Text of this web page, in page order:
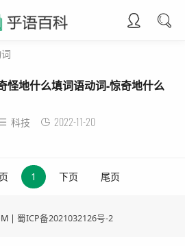
怪地什么填词语动词-惊奇地什么
科技 2022-11-20
1 下页 尾页
| 蜀ICP备2021032126号-2